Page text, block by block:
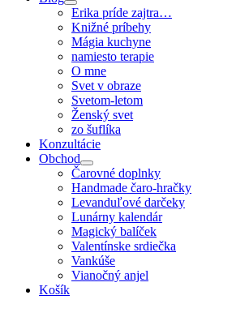
Erika príde zajtra…
Knižné príbehy
Mágia kuchyne
namiesto terapie
O mne
Svet v obraze
Svetom-letom
Ženský svet
zo šuflíka
Konzultácie
Obchod
Čarovné doplnky
Handmade čaro-hračky
Levanduľové darčeky
Lunárny kalendár
Magický balíček
Valentínske srdiečka
Vankúše
Vianočný anjel
Košík